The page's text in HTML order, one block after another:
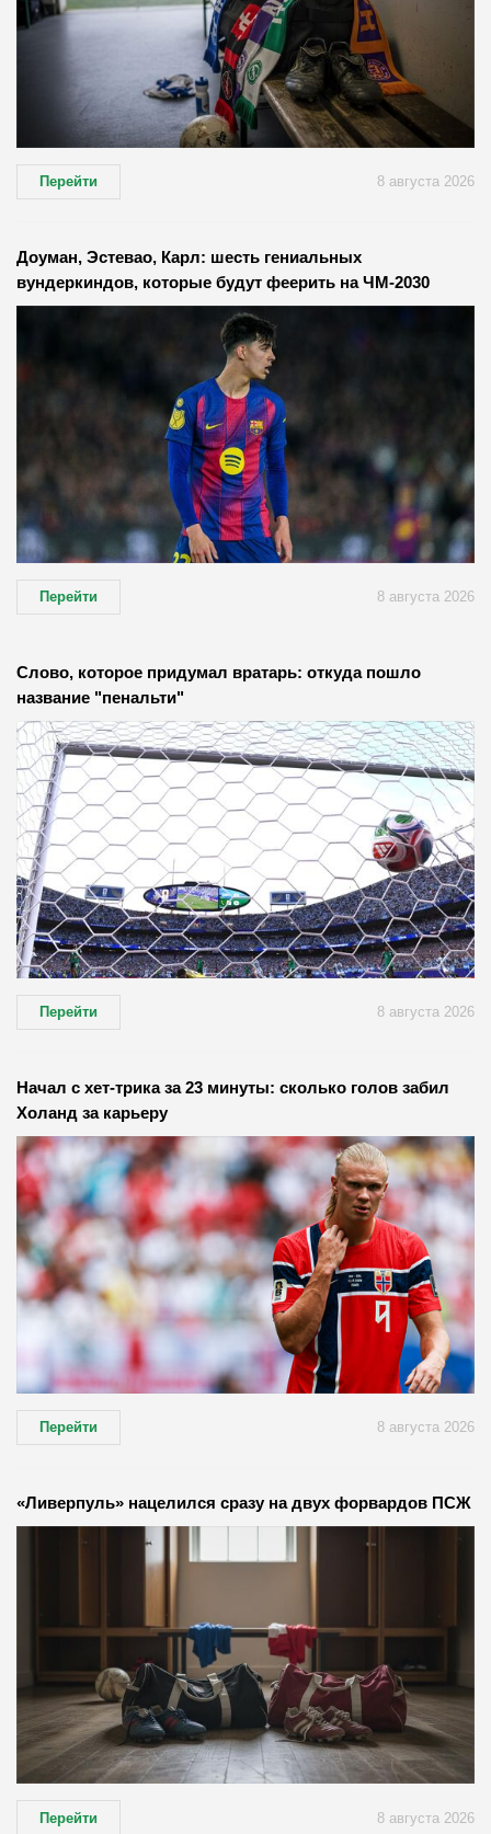
Перейти 8 августа 2026
Доуман, Эстевао, Карл: шесть гениальных
вундеркиндов, которые будут феерить на ЧМ-2030
Перейти 8 августа 2026
Слово, которое придумал вратарь: откуда пошло
название "пенальти"
Перейти 8 августа 2026
Начал с хет-трика за 23 минуты: сколько голов забил
Холанд за карьеру
Перейти 8 августа 2026
«Ливерпуль» нацелился сразу на двух форвардов ПСЖ
Перейти 8 августа 2026